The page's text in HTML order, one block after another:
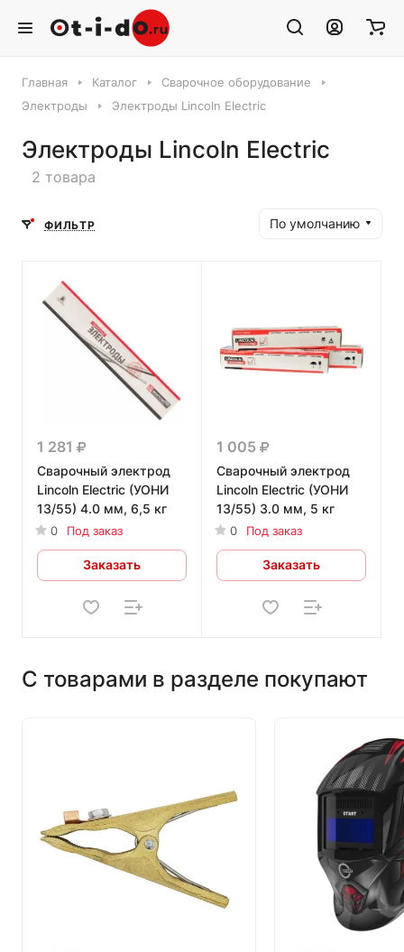
Главная Каталог
Сварочное оборудование
Электроды
Электроды Lincoln Electric
Электроды Lincoln Electric
2 товара
ФИЛЬТР По умолчанию
1 281
Сварочный электрод
Lincoln Electric (УОНИ
13/55) 4.0 мм, 6,5 кг
0 Под заказ
Заказать
1 005
Сварочный электрод
Lincoln Electric (УОНИ
13/55) 3.0 мм, 5 кг
0 Под заказ
Заказать
С товарами в разделе покупают